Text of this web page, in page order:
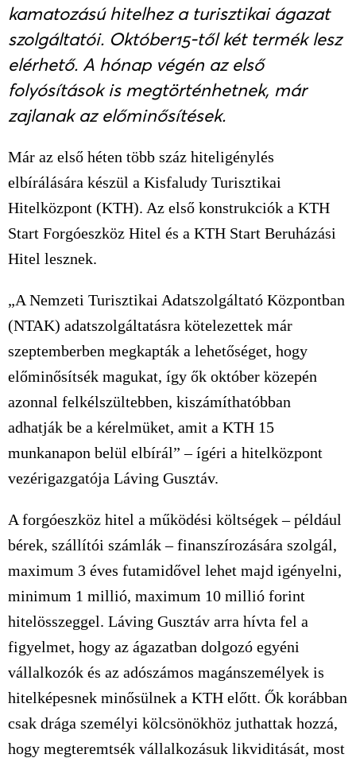
kamatozású hitelhez a turisztikai ágazat
szolgáltatói. Október15-től két termék lesz
elérhető. A hónap végén az első
folyósítások is megtörténhetnek, már
zajlanak az előminősítések.
Már az első héten több száz hiteligénylés
elbírálására készül a Kisfaludy Turisztikai
Hitelközpont (KTH). Az első konstrukciók a KTH
Start Forgóeszköz Hitel és a KTH Start Beruházási
Hitel lesznek.
„A Nemzeti Turisztikai Adatszolgáltató Központban
(NTAK) adatszolgáltatásra kötelezettek már
szeptemberben megkapták a lehetőséget, hogy
előminősítsék magukat, így ők október közepén
azonnal felkélszültebben, kiszámíthatóbban
adhatják be a kérelmüket, amit a KTH 15
munkanapon belül elbírál” – ígéri a hitelközpont
vezérigazgatója Láving Gusztáv.
A forgóeszköz hitel a működési költségek – például
bérek, szállítói számlák – finanszírozására szolgál,
maximum 3 éves futamidővel lehet majd igényelni,
minimum 1 millió, maximum 10 millió forint
hitelösszeggel. Láving Gusztáv arra hívta fel a
figyelmet, hogy az ágazatban dolgozó egyéni
vállalkozók és az adószámos magánszemélyek is
hitelképesnek minősülnek a KTH előtt. Ők korábban
csak drága személyi kölcsönökhöz juthattak hozzá,
hogy megteremtsék vállalkozásuk likviditását, most